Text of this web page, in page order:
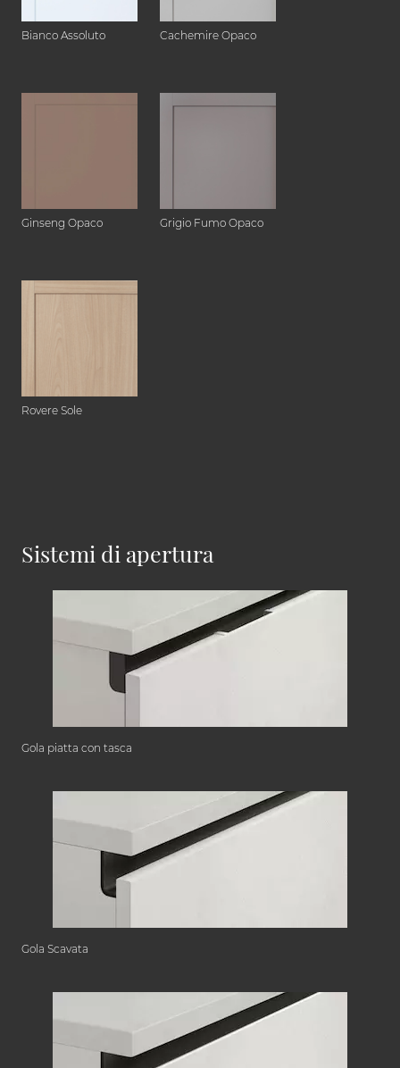
Bianco Assoluto Cachemire Opaco
Ginseng Opaco Grigio Fumo Opaco
Rovere Sole
Sistemi di apertura
Gola piatta con tasca
Gola Scavata